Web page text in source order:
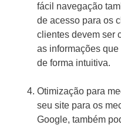
fácil navegação
de acesso para os
clientes devem ser
as informações
de forma intuitiva.
Otimização para
seu site para os
Google, também